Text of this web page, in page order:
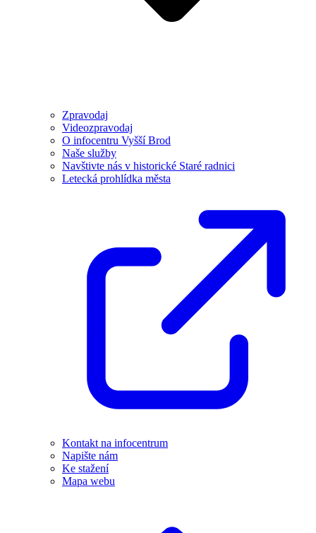
Zpravodaj
Videozpravodaj
O infocentru Vyšší Brod
Naše služby
Navštivte nás v historické Staré radnici
Letecká prohlídka města
Kontakt na infocentrum
Napište nám
Ke stažení
Mapa webu